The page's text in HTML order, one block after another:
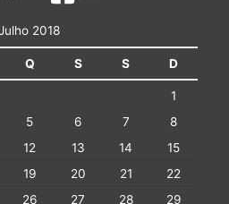
2018
Q S S D
1
5 6 7
8
12 13 14
15
19 20 21
22
26 27 28 29